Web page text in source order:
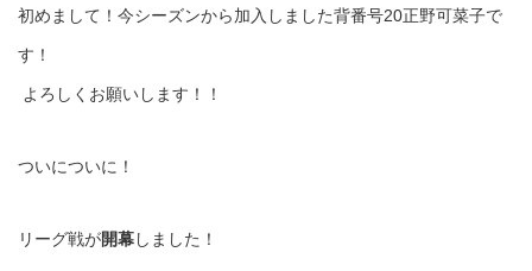
初めまして！今シーズンから加入しました背番号20正野可菜子で
す！
よろしくお願いします！！
ついについに！
リーグ戦が開幕しました！